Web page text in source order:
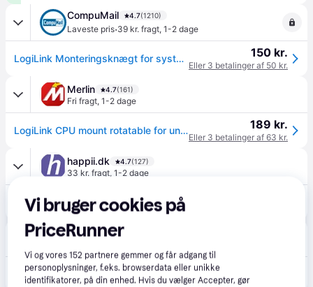
CompuMail 4.7(1210)
Laveste pris·39 kr. fragt, 1-2 dage
LogiLink Monteringsknægt for system Sort --> På lager, levering hos dig 09-08-2026 150 kr.
Eller 3 betalinger af 50 kr.
Merlin 4.7(161)
Fri fragt, 1-2 dage
LogiLink CPU mount rotatable for under desk and wall mouting 189 kr.
Eller 3 betalinger af 63 kr.
happii.dk 4.7(127)
33 kr. fragt, 1-2 dage
LogiLink CPU mount rotatable for under desk and wall mouting
Proshop.dk
LogiLink CPU mount rotatable for under desk and wall mouting
Eller 3 betalinger af 50 kr.
Vi bruger cookies på
PriceRunner
Vi og vores152 partnere gemmer og får adgang til
personoplysninger, f.eks. browserdata eller unikke
identifikatorer, på din enhed. Hvis du vælger Accepter, gør